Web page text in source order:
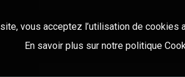
vous acceptez l’utilisation de
En savoir plus sur notre politique